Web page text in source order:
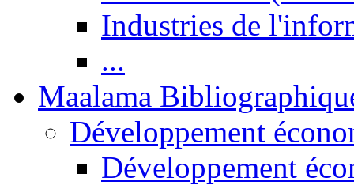
Industries de
...
Maalama
Développement
Développement